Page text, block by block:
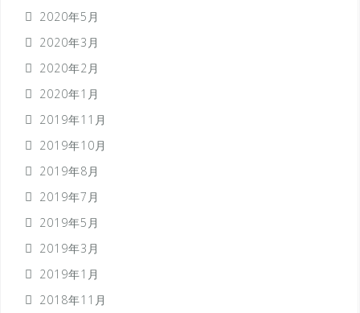
2020年5月
2020年3月
2020年2月
2020年1月
2019年11月
2019年10月
2019年8月
2019年7月
2019年5月
2019年3月
2019年1月
2018年11月